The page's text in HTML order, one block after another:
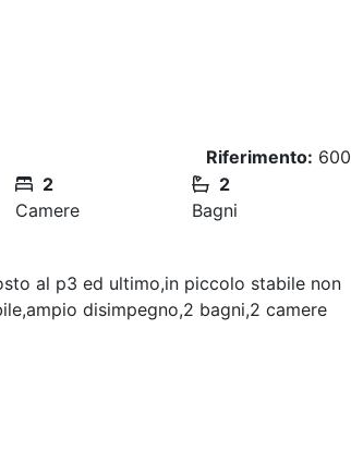
Riferimento: 600
2
Camere
2
Bagni
al p3 ed ultimo,in piccolo stabile non
disimpegno,2 bagni,2 camere